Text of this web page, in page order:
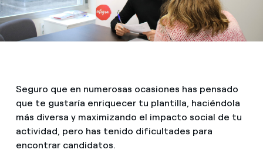
Seguro que en numerosas ocasiones has pensado
que te gustaría enriquecer tu plantilla, haciéndola
más diversa y maximizando el impacto social de tu
actividad, pero has tenido dificultades para
encontrar candidatos.